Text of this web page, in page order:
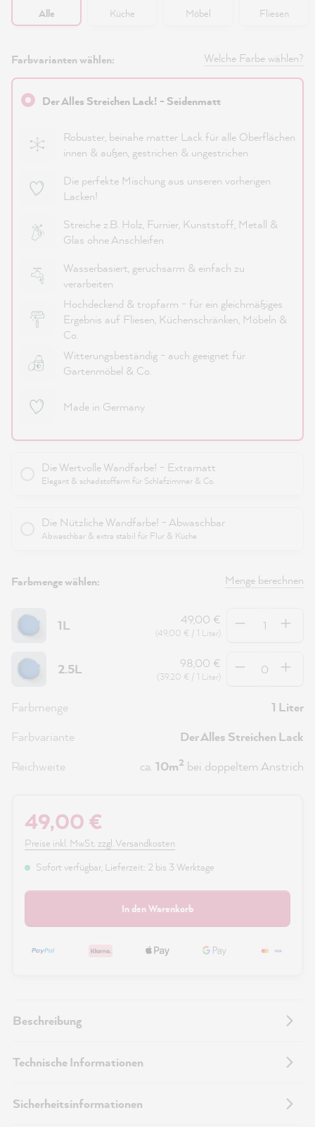
Alle Küche Möbel Fliesen
Farbvarianten wählen: Welche Farbe wählen?
Der Alles Streichen Lack! - Seidenmatt
Robuster, beinahe matter Lack für alle Oberflächen
innen & außen, gestrichen & ungestrichen
Die perfekte Mischung aus unseren vorherigen
Lacken!
Streiche z.B. Holz, Furnier, Kunststoff, Metall &
Glas ohne Anschleifen
Wasserbasiert, geruchsarm & einfach zu
verarbeiten
Hochdeckend & tropfarm - für ein gleichmäßiges
Ergebnis auf Fliesen, Küchenschränken, Möbeln &
Co.
Witterungsbeständig - auch geeignet für
Gartenmöbel & Co.
Made in Germany
Die Wertvolle Wandfarbe! - Extramatt
Elegant & schadstoffarm für Schlafzimmer & Co.
Die Nützliche Wandfarbe! - Abwaschbar
Abwaschbar & extra stabil für Flur & Küche
Farbmenge wählen: Menge berechnen
1L 49,00 €
(49,00 € / 1 Liter)
2.5L 98,00 €
(39,20 € / 1 Liter)
Farbmenge
1 Liter
Farbvariante
Der Alles Streichen Lack
Reichweite
ca. 10m2 bei doppeltem Anstrich
49,00 €
Preise inkl. MwSt. zzgl. Versandkosten
Sofort verfügbar, Lieferzeit: 2 bis 3 Werktage
In den Warenkorb
Beschreibung
Technische Informationen
Sicherheitsinformationen